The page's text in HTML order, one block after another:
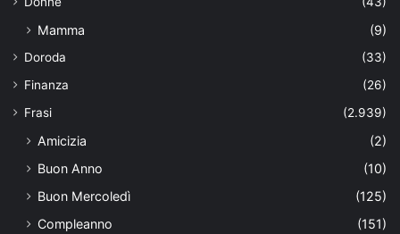
Mamma (9)
Doroda
(33)
Finanza
(26)
Frasi
(2.939)
Amicizia
(2)
Buon Anno
(10)
Buon Mercoledì
(125)
Compleanno
(151)